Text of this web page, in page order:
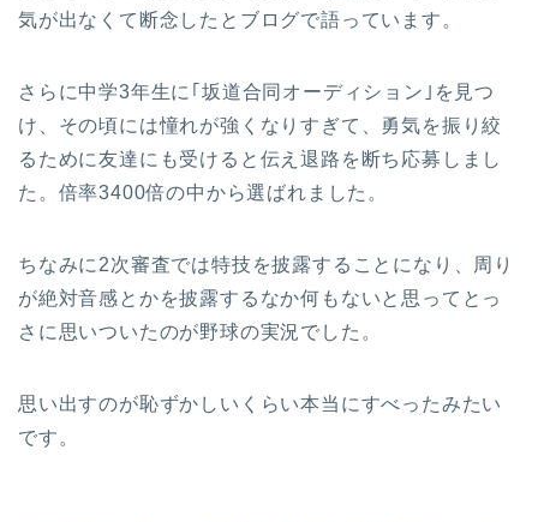
気が出なくて断念したとブログで語っています。
さらに中学3年生に｢坂道合同オーディション｣を見つ
け、その頃には憧れが強くなりすぎて、勇気を振り絞
るために友達にも受けると伝え退路を断ち応募しまし
た。倍率3400倍の中から選ばれました。
ちなみに2次審査では特技を披露することになり、周り
が絶対音感とかを披露するなか何もないと思ってとっ
さに思いついたのが野球の実況でした。
思い出すのが恥ずかしいくらい本当にすべったみたい
です。